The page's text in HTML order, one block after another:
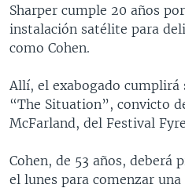
Sharper cumple 20 años
instalación satélite para
como Cohen.
Allí, el exabogado cumplirá
“The Situation”, convicto
McFarland, del Festival
Cohen, de 53 años, deberá
el lunes para comenzar